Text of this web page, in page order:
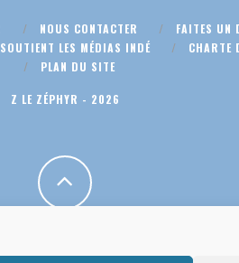
NOUS CONTACTER FAITES UN
LES MÉDIAS INDÉ CHARTE
PLAN DU SITE
Z LE ZÉPHYR - 2026